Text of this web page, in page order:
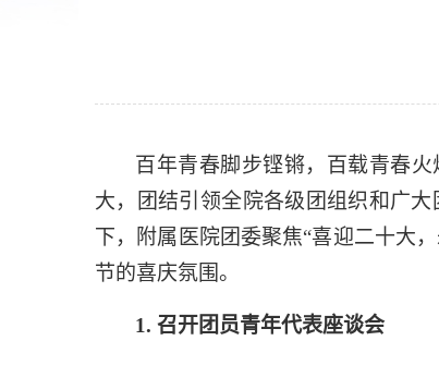
百年青春脚步铿锵，百载青春
大，团结引领全院各级团组织和广
下，附属医院团委聚焦“喜迎二十大
节的喜庆氛围。
1. 召开团员青年代表座谈会